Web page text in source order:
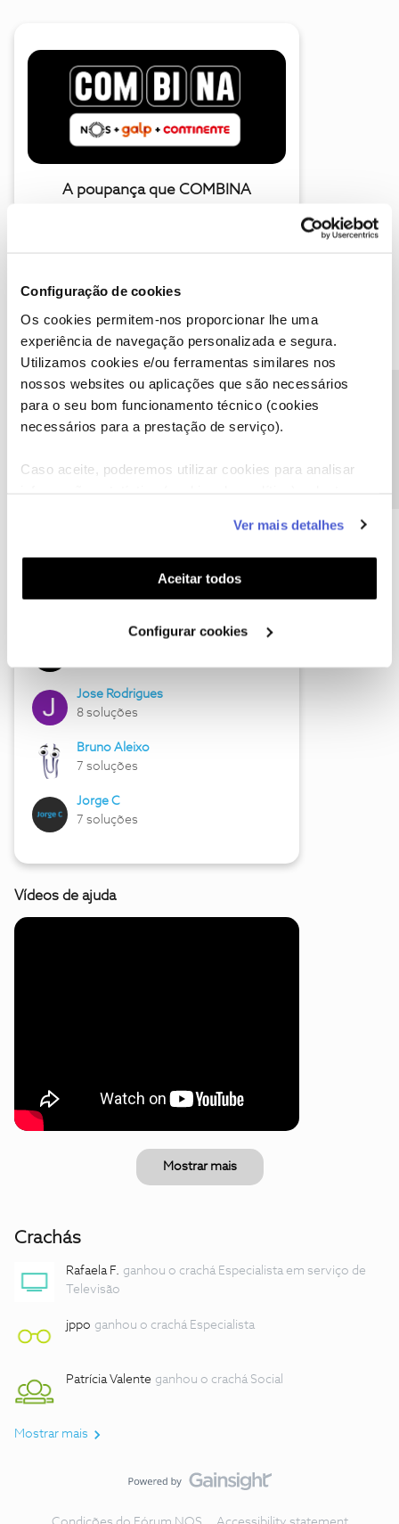
Configuração de cookies
Os cookies permitem-nos proporcionar lhe uma
experiência de navegação personalizada e segura.
Utilizamos cookies e/ou ferramentas similares nos
nossos websites ou aplicações que são necessários
para o seu bom funcionamento técnico (cookies
necessários para a prestação de serviço).
Caso aceite, poderemos utilizar cookies para analisar
funcionalidades (cookies de personalização e
funcionalidade) e adaptar anúncios aos seus interesses
(cookies de publicidade personalizada). Pode gerir a
utilização dos cookies clicando em "Configurar
Ver mais detalhes
Aceitar todos
Configurar cookies
A poupança que COMBINA
Descubra as novidades de junho
Hall of Fame de junho
Jose Rodrigues
8 soluções
Bruno Aleixo
7 soluções
Jorge C
7 soluções
Vídeos de ajuda
Mostrar mais
Crachás
Rafaela F. ganhou o crachá Especialista em serviço de
Televisão
jppo ganhou o crachá Especialista
Patrícia Valente ganhou o crachá Social
Mostrar mais